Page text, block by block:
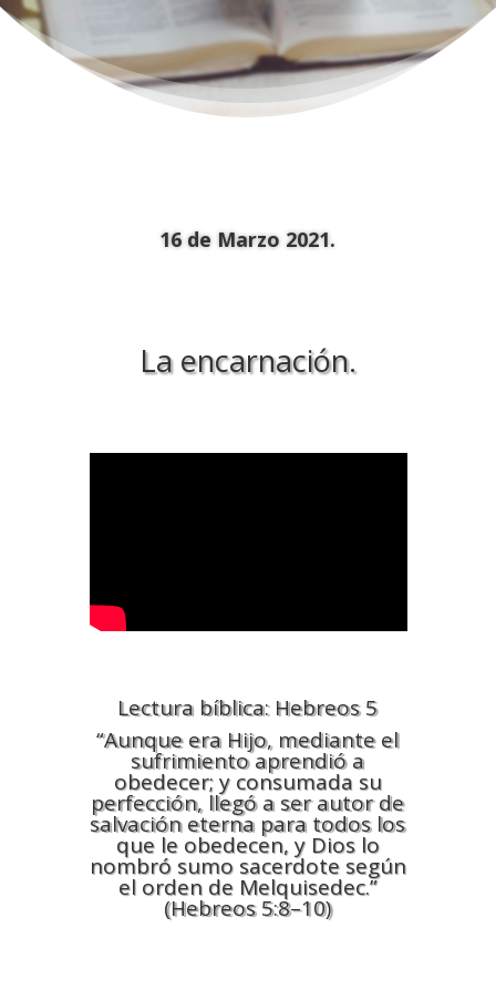
16 de Marzo 2021.
La encarnación.
Lectura bíblica: Hebreos 5
“Aunque era Hijo, mediante el
sufrimiento aprendió a
obedecer; y consumada su
perfección, llegó a ser autor de
salvación eterna para todos los
que le obedecen, y Dios lo
nombró sumo sacerdote según
el orden de Melquisedec.”
(Hebreos 5:8–10)